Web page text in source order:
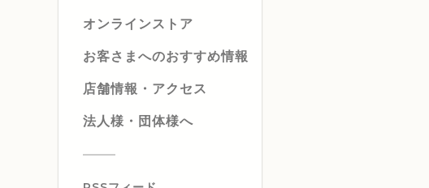
オンラインストア
お客さまへのおすすめ情報
店舗情報・アクセス
法人様・団体様へ